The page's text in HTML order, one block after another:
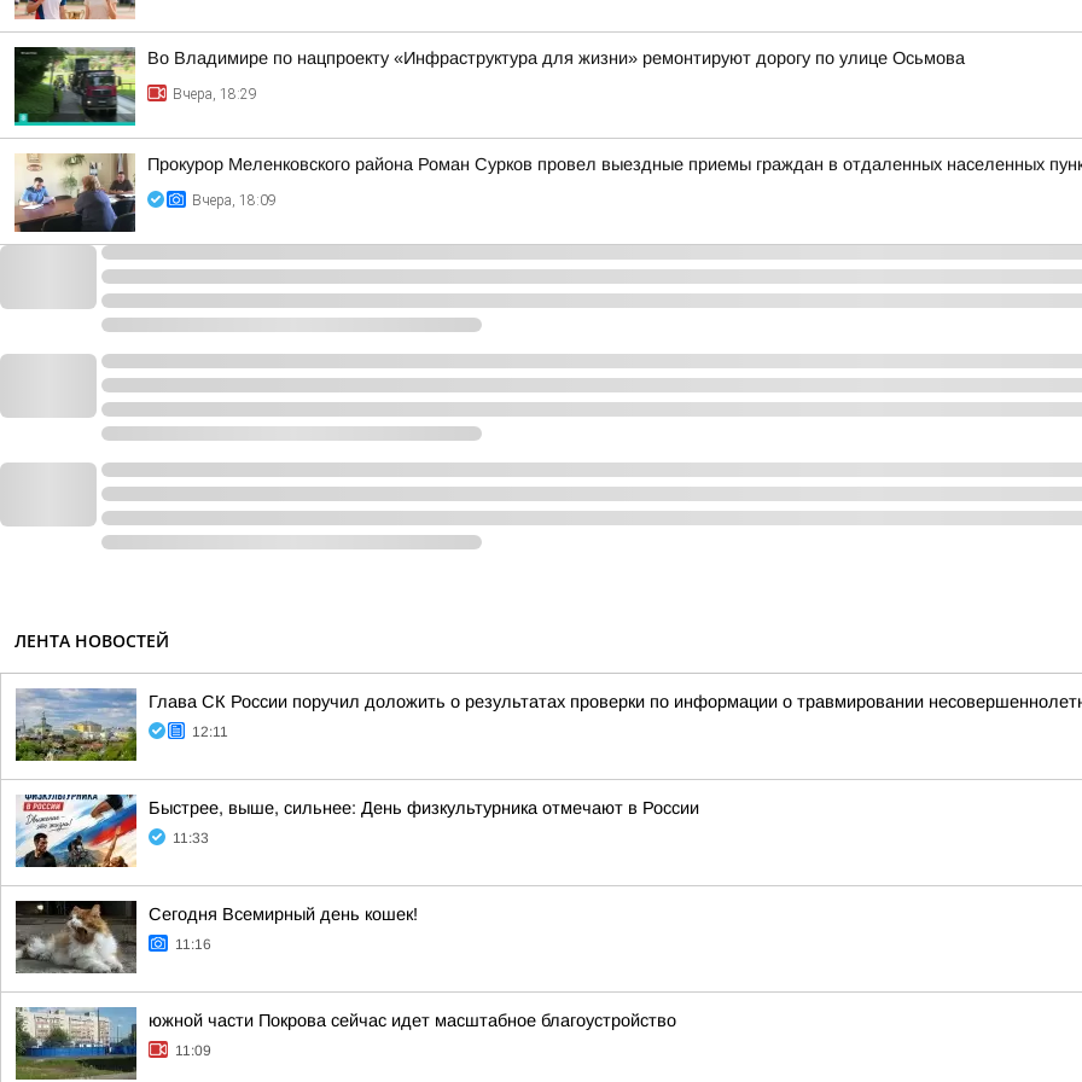
Во Владимире по нацпроекту «Инфраструктура для жизни» ремонтируют дорогу по улице Осьмова
Вчера, 18:29
Прокурор Меленковского района Роман Сурков провел выездные приемы граждан в отдаленных населенных
Вчера, 18:09
ЛЕНТА НОВОСТЕЙ
Глава СК России поручил доложить о результатах проверки по информации о травмировании
12:11
Быстрее, выше, сильнее: День физкультурника отмечают в России
11:33
Сегодня Всемирный день кошек!
11:16
южной части Покрова сейчас идет масштабное благоустройство
11:09